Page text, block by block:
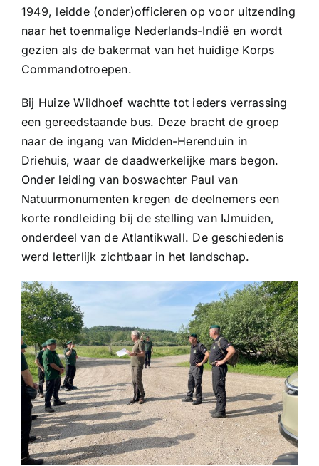
1949, leidde (onder)officieren op voor uitzending
naar het toenmalige Nederlands-Indië en wordt
gezien als de bakermat van het huidige Korps
Commandotroepen.
Bij Huize Wildhoef wachtte tot ieders verrassing
een gereedstaande bus. Deze bracht de groep
naar de ingang van Midden-Herenduin in
Driehuis, waar de daadwerkelijke mars begon.
Onder leiding van boswachter Paul van
Natuurmonumenten kregen de deelnemers een
korte rondleiding bij de stelling van IJmuiden,
onderdeel van de Atlantikwall. De geschiedenis
werd letterlijk zichtbaar in het landschap.